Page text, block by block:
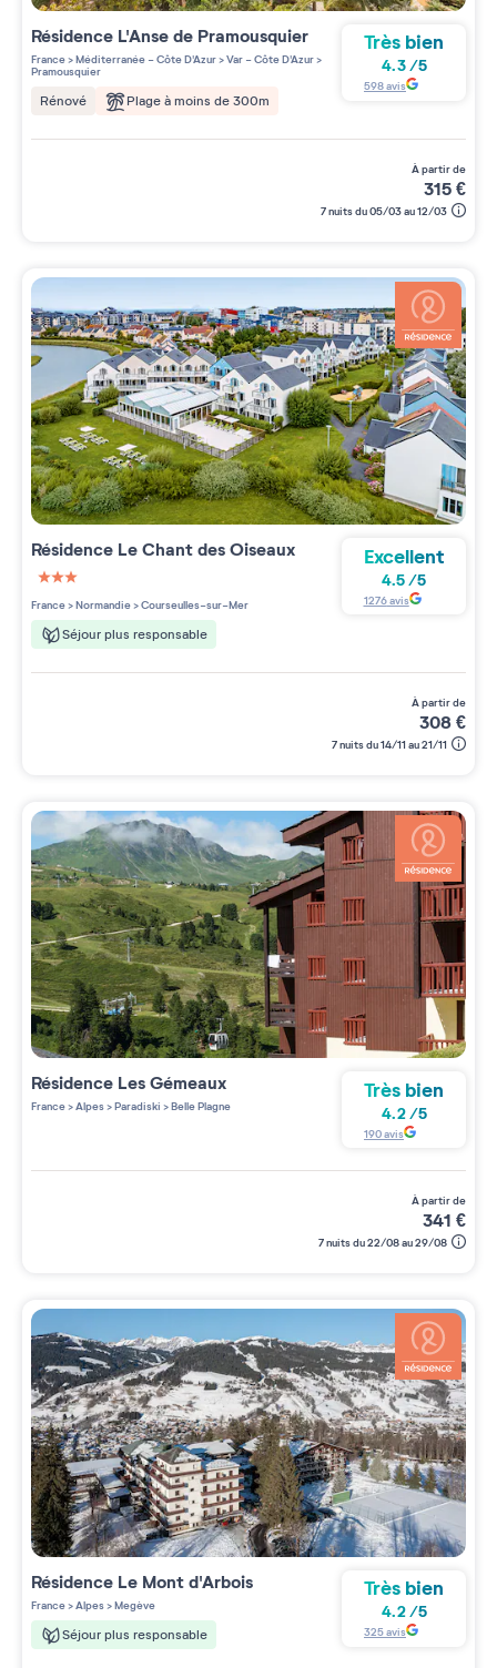
Résidence L'Anse de Pramousquier
France>Méditerranée - Côte D'Azur>Var - Côte D'Azur>
Pramousquier
Rénové Plage à moins de 300m
Très bien
4.3/5
598avis
à partir de
315€
7 nuits du 05/03 au 12/03
Résidence Le Chant des Oiseaux
3 étoiles sur 5
France>Normandie>Courseulles-sur-Mer
Séjour plus responsable
Excellent
4.5/5
1276avis
à partir de
308€
7 nuits du 14/11 au 21/11
Résidence Les Gémeaux
France>Alpes>Paradiski >Belle Plagne
Très bien
4.2 /5
190avis
à partir de
341 €
7 nuits du 22/08 au 29/08
Résidence Le Mont d'Arbois
France>Alpes>Megève
Séjour plus responsable
Très bien
4.2/5
325avis